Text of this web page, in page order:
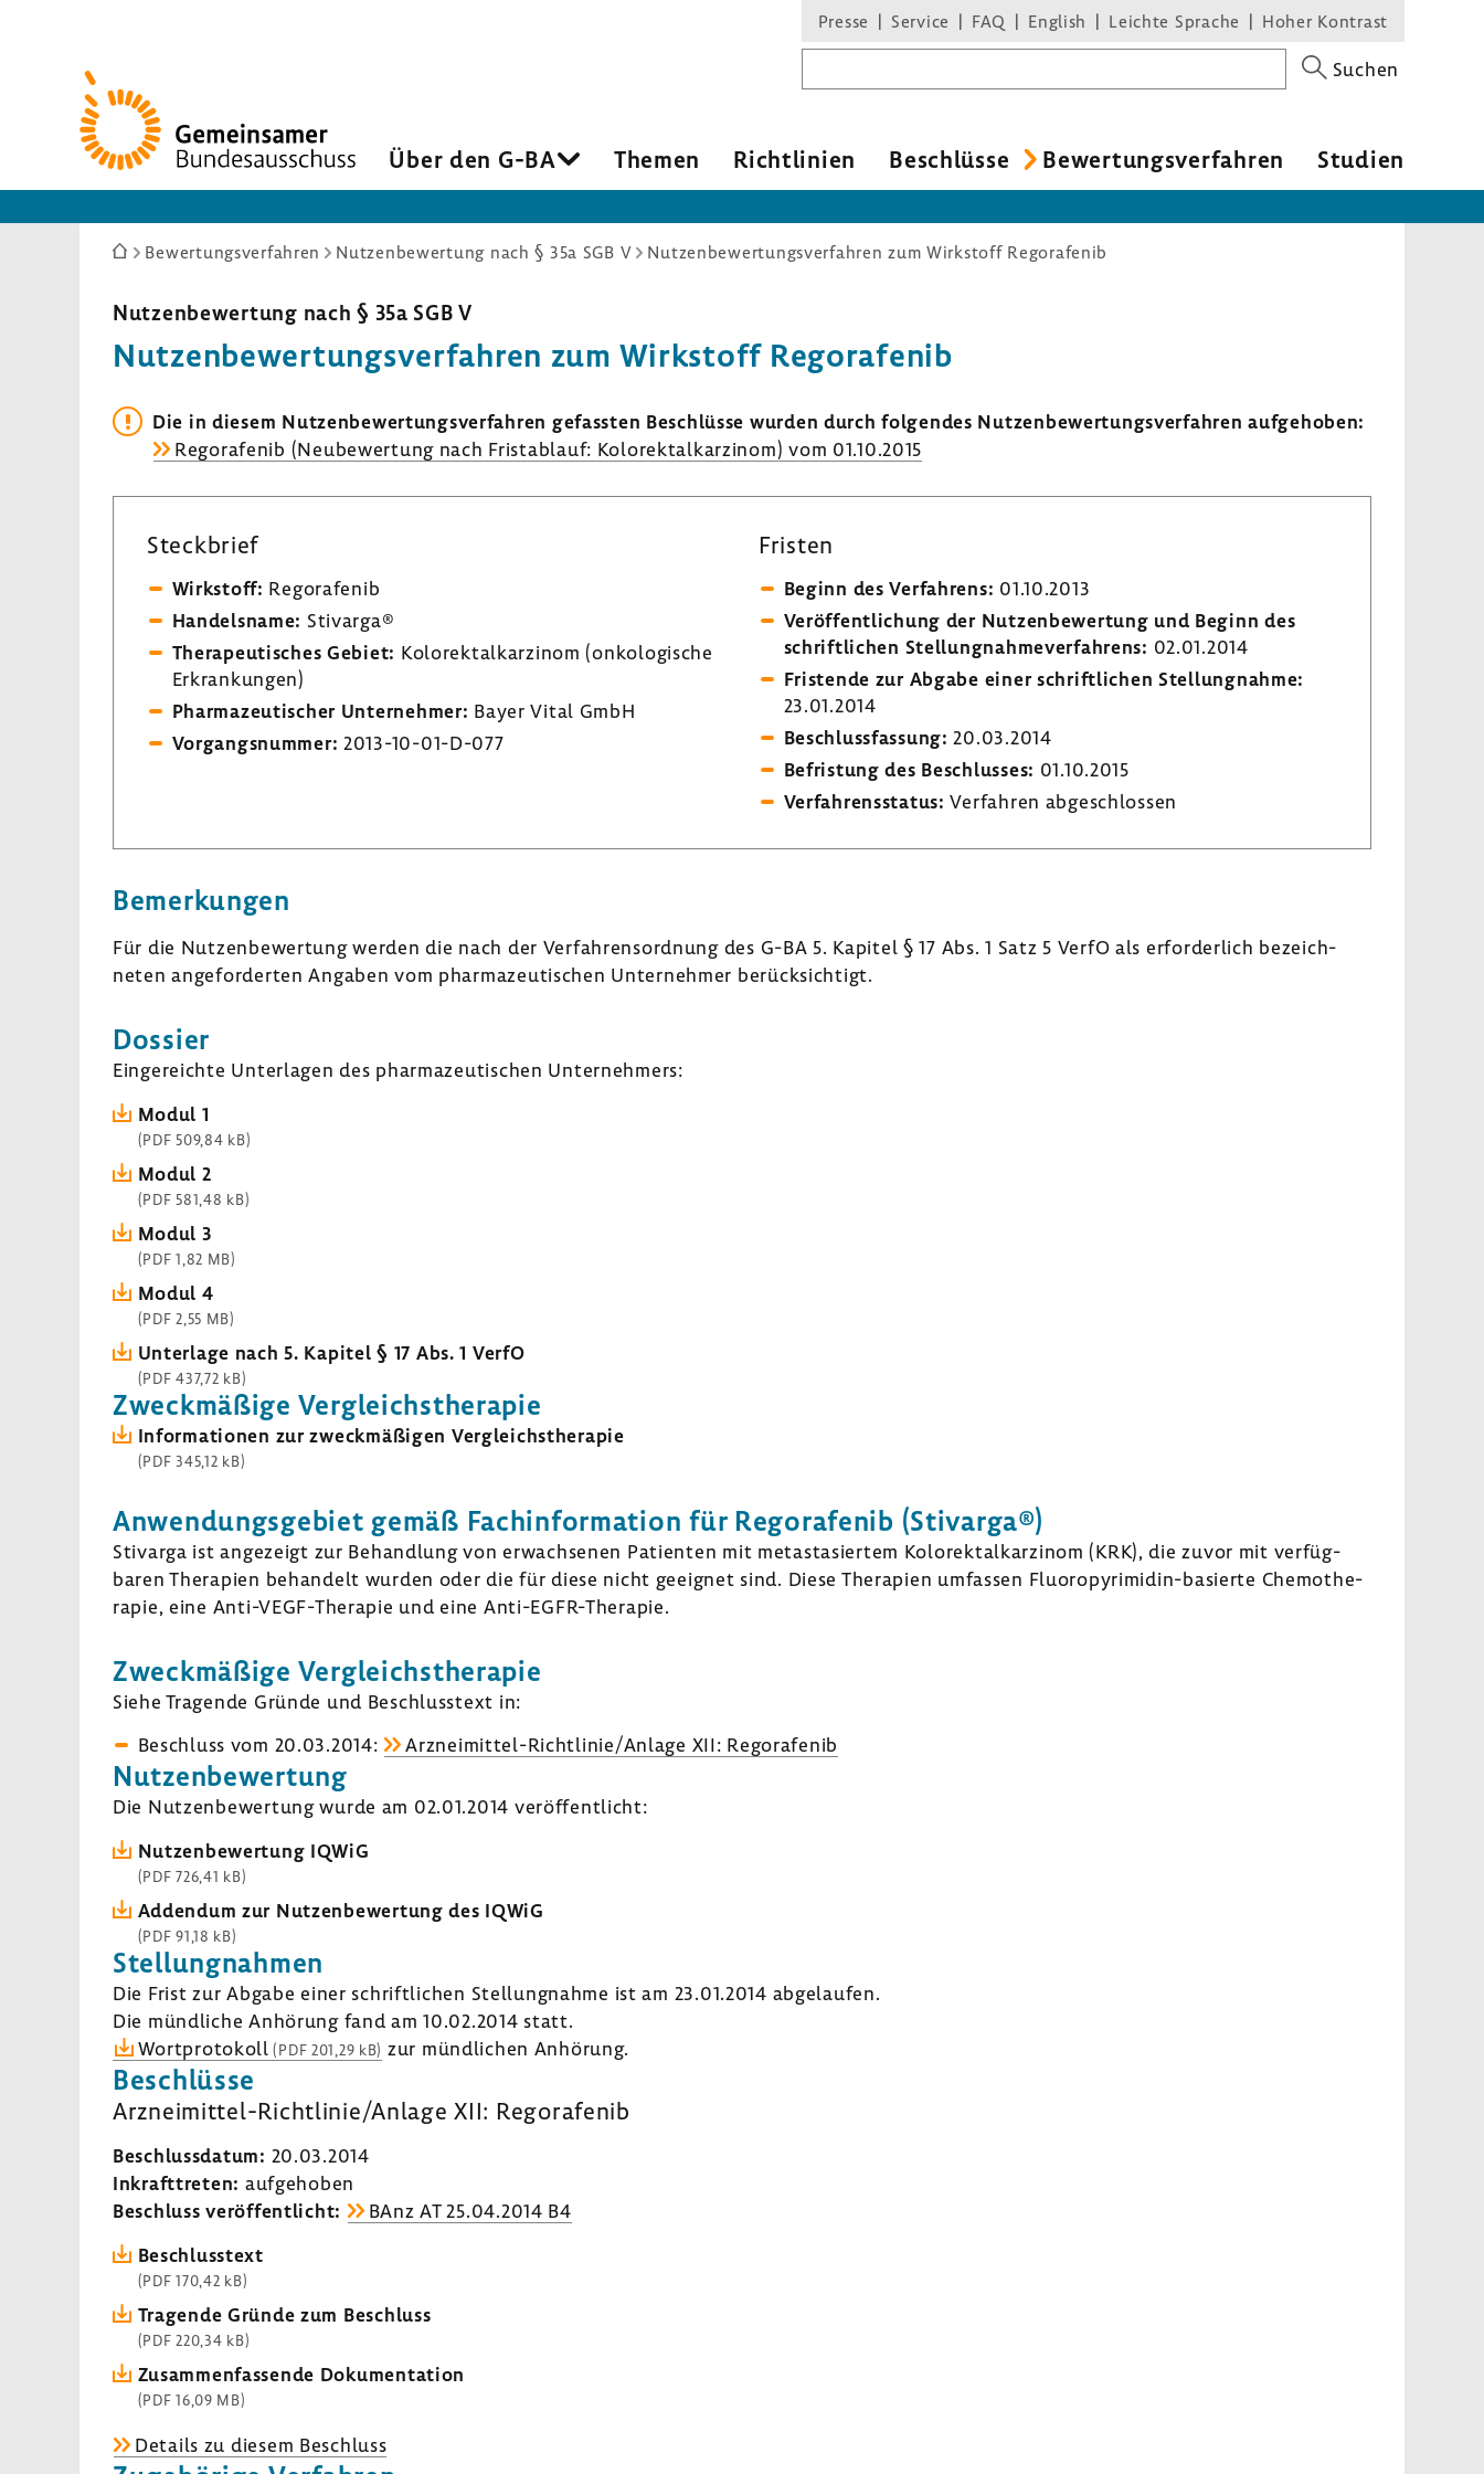
Zur
Startseite
Presse Service FAQ English Leichte Sprache Hoher Kontrast
Suchen
Über den G-BA Themen Richt­li­nien Beschlüsse Bewer­tungs­ver­fahren Studien
Sie
hier:
Bewertungsverfahren Nutzenbewertung nach § 35a SGB V Nutzenbewertungsverfahren zum Wirkstoff Regorafenib
Nutzen­be­wer­tung nach § 35a SGB V
Nutzen­be­wer­tungs­ver­fahren zum Wirk­stoff Regora­fenib
Die in diesem Nutzen­be­wer­tungs­ver­fahren gefassten Beschlüsse wurden durch folgendes Nutzen­be­wer­tungs­ver­fahren aufge­hoben:
Regora­fenib (Neube­wer­tung nach Frist­ab­lauf: Kolo­rek­tal­kar­zinom) vom 01.10.2015
Steck­brief
Wirk­stoff: Regora­fenib
Handels­name: Stivarga®
Thera­peu­ti­sches Gebiet: Kolo­rek­tal­kar­zinom (onko­lo­gi­sche
Erkran­kungen)
Phar­ma­zeu­ti­scher Unter­nehmer: Bayer Vital GmbH
Vorgangs­nummer: 2013-​10-01-D-077
Fristen
Beginn des Verfah­rens: 01.10.2013
Veröf­fent­li­chung der Nutzen­be­wer­tung und Beginn des
schrift­li­chen Stel­lung­nah­me­ver­fah­rens: 02.01.2014
Fris­tende zur Abgabe einer schrift­li­chen Stel­lung­nahme:
23.01.2014
Beschluss­fas­sung: 20.03.2014
Befris­tung des Beschlusses: 01.10.2015
Verfah­rens­status: Verfahren abge­schlossen
Bemer­kungen
Für die Nutzen­be­wer­tung werden die nach der Verfah­rens­ord­nung des G-BA 5. Kapitel § 17 Abs. 1 Satz 5 VerfO als erfor­der­lich bezeich­
neten ange­for­derten Angaben vom phar­ma­zeu­ti­schen Unter­nehmer berück­sich­tigt.
Dossier
Einge­reichte Unter­lagen des phar­ma­zeu­ti­schen Unter­neh­mers:
Modul 1
(PDF 509,84 kB)
Modul 2
(PDF 581,48 kB)
Modul 3
(PDF 1,82 MB)
Modul 4
(PDF 2,55 MB)
Unter­lage nach 5. Kapitel § 17 Abs. 1 VerfO
(PDF 437,72 kB)
Zweck­mä­ßige Vergleichs­the­rapie
Infor­ma­tionen zur zweck­mä­ßigen Vergleichs­the­rapie
(PDF 345,12 kB)
Anwen­dungs­ge­biet gemäß Fach­in­for­ma­tion für Regora­fenib (Stivarga®)
Stivarga ist ange­zeigt zur Behand­lung von erwach­senen Pati­enten mit meta­stasiertem Kolo­rek­tal­kar­zinom (KRK), die zuvor mit verfüg­
baren Thera­pien behan­delt wurden oder die für diese nicht geeignet sind. Diese Thera­pien umfassen Fluoropyrimidin-​basierte Chemo­the­
rapie, eine Anti-​VEGF-Therapie und eine Anti-​EGFR-Therapie.
Zweck­mä­ßige Vergleichs­the­rapie
Siehe Tragende Gründe und Beschluss­text in:
Beschluss vom 20.03.2014:
Arzneimittel-​Richtlinie/Anlage XII: Regora­fenib
Nutzen­be­wer­tung
Die Nutzen­be­wer­tung wurde am 02.01.2014 veröf­fent­licht:
Nutzen­be­wer­tung IQWiG
(PDF 726,41 kB)
Addendum zur Nutzen­be­wer­tung des IQWiG
(PDF 91,18 kB)
Stel­lung­nahmen
Die Frist zur Abgabe einer schrift­li­chen Stel­lung­nahme ist am 23.01.2014 abge­laufen.
Die münd­liche Anhö­rung fand am 10.02.2014 statt.
Wort­pro­to­koll (PDF 201,29 kB) zur münd­li­chen Anhö­rung.
Beschlüsse
Arzneimittel-​Richtlinie/Anlage XII: Regora­fenib
Beschluss­datum: 20.03.2014
Inkraft­treten: aufge­hoben
Beschluss veröf­fent­licht:
BAnz AT 25.04.2014 B4
Beschluss­text
(PDF 170,42 kB)
Tragende Gründe zum Beschluss
(PDF 220,34 kB)
Zusam­men­fas­sende Doku­men­ta­tion
(PDF 16,09 MB)
Details zu diesem Beschluss